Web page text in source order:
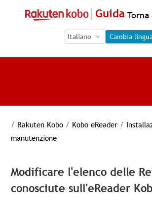
Guida
Language Selection
Language Selection
Cambia
/ Rakuten Kobo / Kobo eReader /
manutenzione
Modificare l'elenco delle
conosciute sull'eReader